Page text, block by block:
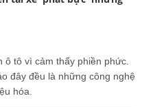
ô tô vì cảm thấy phiền phức.
đây đều là những công nghệ
hóa.